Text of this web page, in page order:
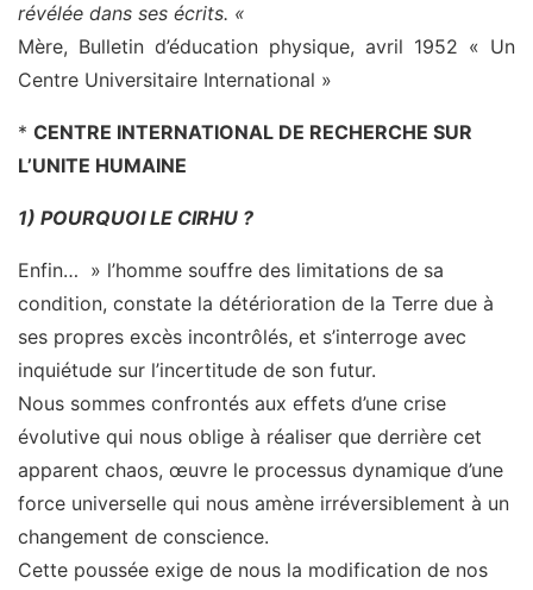
révélée dans ses écrits. «
Mère, Bulletin d’éducation physique, avril 1952 « Un
Centre Universitaire International »
* CENTRE INTERNATIONAL DE RECHERCHE SUR
L’UNITE HUMAINE
1) POURQUOI LE CIRHU ?
Enfin… » l’homme souffre des limitations de sa
condition, constate la détérioration de la Terre due à
ses propres excès incontrôlés, et s’interroge avec
inquiétude sur l’incertitude de son futur.
Nous sommes confrontés aux effets d’une crise
évolutive qui nous oblige à réaliser que derrière cet
apparent chaos, œuvre le processus dynamique d’une
force universelle qui nous amène irréversiblement à un
changement de conscience.
Cette poussée exige de nous la modification de nos